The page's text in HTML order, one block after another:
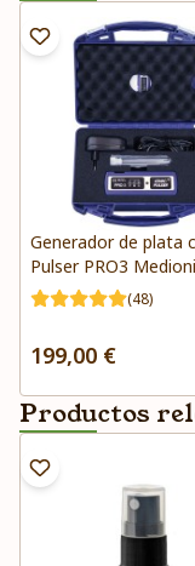
Generador de plata
Pulser PRO3
(48)
199,00 €
Productos